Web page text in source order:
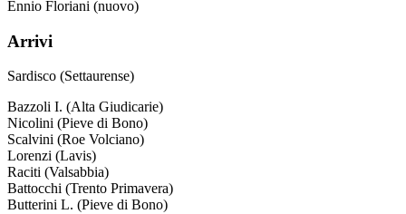
Ennio Floriani (nuovo)
Arrivi
Sardisco (Settaurense)
Bazzoli I. (Alta Giudicarie)
Nicolini (Pieve di Bono)
Scalvini (Roe Volciano)
Lorenzi (Lavis)
Raciti (Valsabbia)
Battocchi (Trento Primavera)
Butterini L. (Pieve di Bono)